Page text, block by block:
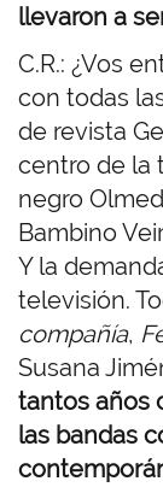
llevaron a
C.R.: ¿Vos
con todas
de revista
centro de la
negro
Bambino
Y la
televisión.
compañía,
Susana
tantos años
las bandas